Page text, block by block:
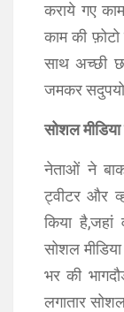
कराये गए
काम की
साथ अच्छी
जमकर
सोशल
नेताओं ने
ट्वीटर और
किया है,जहां
सोशल
भर की
लगातार